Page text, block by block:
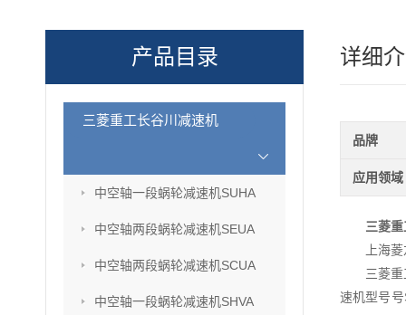
产品目录
三菱重工长谷川减速机
中空轴一段蜗轮减速机SUHA
中空轴两段蜗轮减速机SEUA
中空轴两段蜗轮减速机SCUA
中空轴一段蜗轮减速机SHVA
详细
品牌
应用领域
三菱
上海
三菱
速机型号